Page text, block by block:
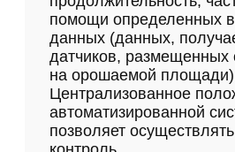
помощи определенных
данных (данных,
датчиков, размещенных
на орошаемой
Централизованное
автоматизированной
позволяет